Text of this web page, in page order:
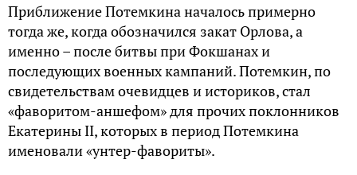
Приближение Потемкина началось примерно
тогда же, когда обозначился закат Орлова, а
именно – после битвы при Фокшанах и
последующих военных кампаний. Потемкин, по
свидетельствам очевидцев и историков, стал
«фаворитом-аншефом» для прочих поклонников
Екатерины II, которых в период Потемкина
именовали «унтер-фавориты».